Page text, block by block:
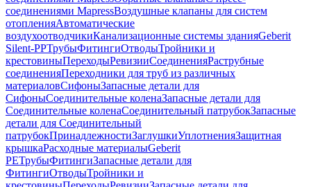
соединениями MapressВоздушные клапаны для систем
отопленияАвтоматические
воздухоотводчикиКанализационные системы зданияGeberit
Silent-PPТрубыФитингиОтводыТройники и
крестовиныПереходыРевизииСоединенияРаструбные
соединенияПереходники для труб из различных
материаловСифоныЗапасные детали для
СифоныСоединительные коленаЗапасные детали для
Соединительные коленаСоединительный патрубокЗапасные
детали для Соединительный
патрубокПринадлежностиЗаглушкиУплотненияЗащитная
крышкаРасходные материалыGeberit
PEТрубыФитингиЗапасные детали для
ФитингиОтводыТройники и